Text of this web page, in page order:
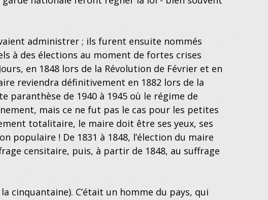
administrer ; ils furent ensuite nommés
à des élections au moment de fortes crises
en 1848 lors de la Révolution de Février et en
reviendra définitivement en 1882 lors de la
paranthèse de 1940 à 1945 où le régime de
mais ce ne fut pas le cas pour les petites
totalitaire, le maire doit être ses yeux, ses
populaire ! De 1831 à 1848, l’élection du maire
censitaire, puis, à partir de 1848, au suffrage
cinquantaine). C’était un homme du pays, qui